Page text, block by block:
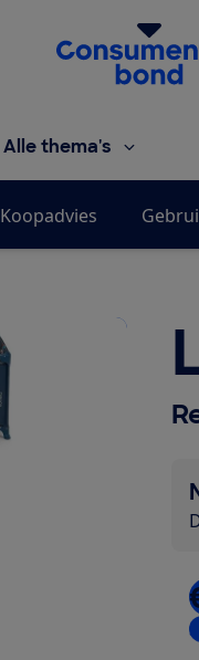
Homepage van
Alle thema's
Koopadvies